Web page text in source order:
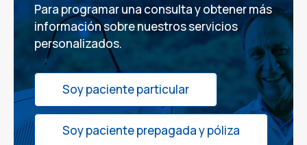
Para programar una consulta y obtener más
información sobre nuestros servicios
personalizados.
Soy paciente particular
Soy paciente prepagada y póliza